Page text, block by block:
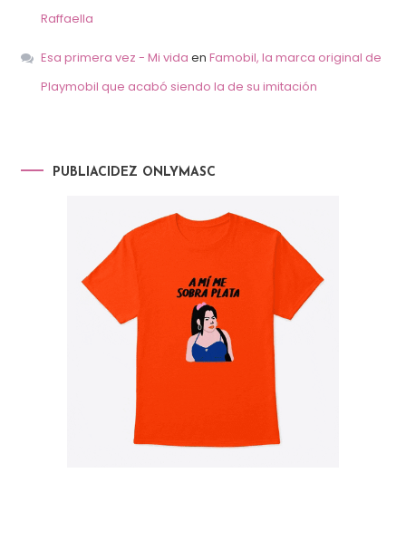
Raffaella
Esa primera vez - Mi vida en Famobil, la marca original de
Playmobil que acabó siendo la de su imitación
PUBLIACIDEZ ONLYMASC